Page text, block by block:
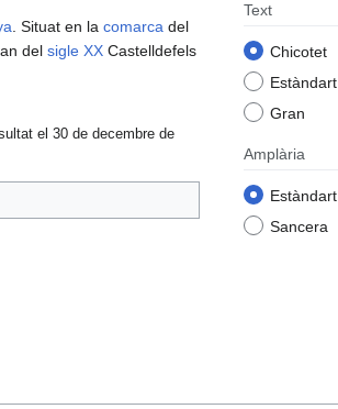
Text
Chicotet
Estàndart
Gran
Amplària
Estàndart
Sancera
. Situat en la comarca del
del sigle XX Castelldefels
el 30 de decembre de